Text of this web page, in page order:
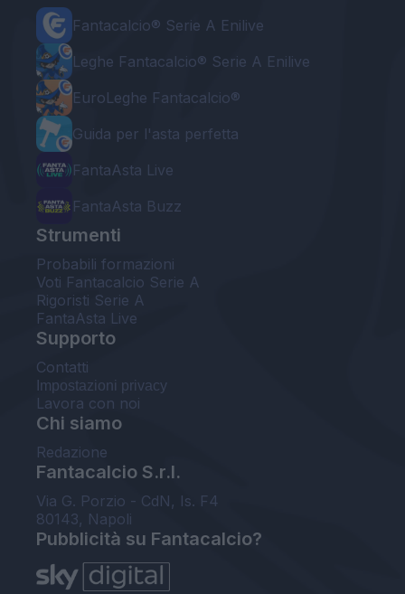
Fantacalcio® Serie A Enilive
Leghe Fantacalcio® Serie A Enilive
EuroLeghe Fantacalcio®
Guida per l'asta perfetta
FantaAsta Live
FantaAsta Buzz
Strumenti
Probabili formazioni
Voti Fantacalcio Serie A
Rigoristi Serie A
FantaAsta Live
Supporto
Contatti
Impostazioni privacy
Lavora con noi
Chi siamo
Redazione
Fantacalcio S.r.l.
Via G. Porzio - CdN, Is. F4
80143, Napoli
Pubblicità su Fantacalcio?